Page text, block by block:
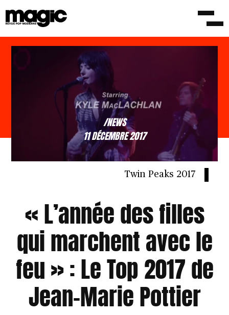
/NEWS
11 DÉCEMBRE 2017
Twin Peaks 2017
« L’année des filles
qui marchent avec le
feu » : Le Top 2017 de
Jean-Marie Pottier